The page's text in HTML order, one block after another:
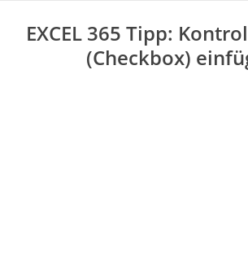
EXCEL 365 Tipp:
(Checkbox)